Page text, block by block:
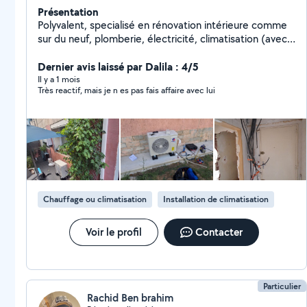
Présentation
Polyvalent, specialisé en rénovation intérieure comme
sur du neuf, plomberie, électricité, climatisation (avec
Montage dressing, cuisine, fenêtre, volets, portes,
meubles. Dépannage fibre optique.
Dernier avis laissé par Dalila : 4/5
Il y a 1 mois
Très reactif, mais je n es pas fais affaire avec lui
Chauffage ou climatisation Installation de climatisation
Voir le profil Contacter
Particulier
Rachid Ben brahim